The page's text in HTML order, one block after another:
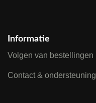
Informatie
Volgen van bestellingen
Contact & ondersteuning